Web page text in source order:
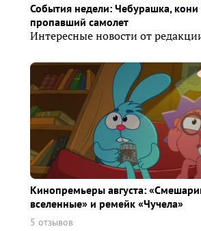
События недели: Чебурашка,
пропавший самолет
Интересные новости от
Кинопремьеры августа:
вселенные» и ремейк «Чучела»
5 отзывов